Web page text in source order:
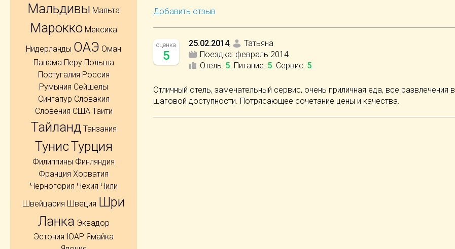
Добавить отзыв
оценка
5
25.02.2014,
Татьяна
Поездка: февраль 2014
Отель: 5 Питание: 5 Сервис: 5
Отличный отель, замечательный сервис, очень приличная еда, все развлечения в
шаговой доступности. Потрясающее сочетание цены и качества.
Мальдивы Мальта
Марокко Мексика
Нидерланды ОАЭ Оман
Панама Перу Польша
Португалия Россия
Румыния Сейшелы
Сингапур Словакия
Словения США Таити
Тайланд Танзания
ТунисТурция
Филиппины Финляндия
Франция Хорватия
Черногория Чехия Чили
Швейцария Швеция Шри
Ланка Эквадор
Эстония ЮАР Ямайка